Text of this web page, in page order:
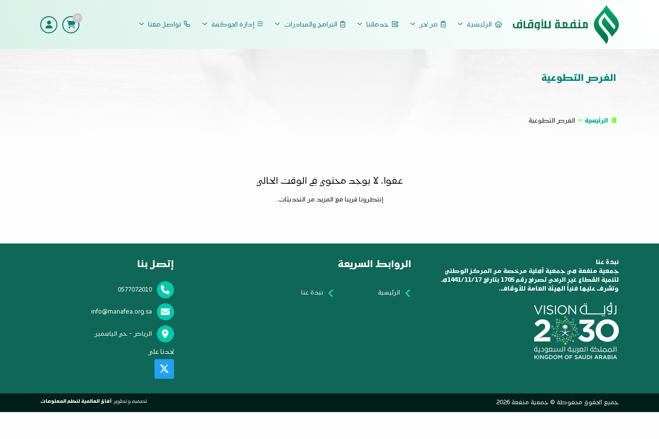
الرئيسية من نحن خدماتنا البرامج والمبادرات إدارة الحوكمة تواصل معنا
0
الفرص التطوعية
الرئيسية الفرص التطوعية
عفوا، لا يوجد محتوي في الوقت الحالي
إنتظرونا قريبا مع المزيد من التحديثات..
نبذة عنا
جمعية منفعة هي جمعية أهلية مرخصة من المركز الوطني
لتنمية القطاع غير الربحي تصريح رقم 1705 بتاريخ 1441/11/17هـ
وتشرف عليها فنياً الهيئة العامة للأوقاف.
الروابط السريعة
الرئيسية نبذة عنا
إتصل بنا
0577072010
info@manafea.org.sa
الرياض - حي الياسمين
تجدنا على
جميع الحقوق محفوظة © جمعية منفعة 2026 تصميم و تطوير:آفاق العالمية لنظم المعلومات